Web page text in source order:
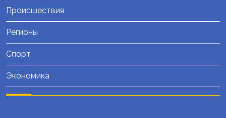
Происшествия
Регионы
Спорт
Экономика